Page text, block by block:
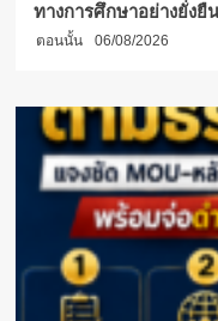
ทางการศึกษาอย่างยั่งยืน
ตอนนั้น 06/08/2026